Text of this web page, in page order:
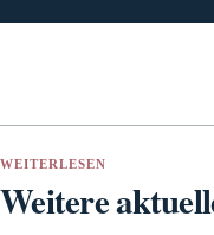
WEITERLESEN
Weitere